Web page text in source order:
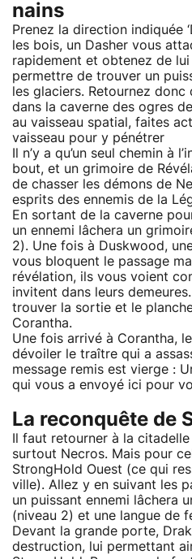
nains
Prenez la direction indiquée
les bois, un Dasher vous
rapidement et obtenez de
permettre de trouver un
les glaciers. Retournez donc
dans la caverne des ogres
au vaisseau spatial, faites
vaisseau pour y pénétrer
Il n’y a qu’un seul chemin à
bout, et un grimoire de
de chasser les démons de
esprits des ennemis de la
En sortant de la caverne
un ennemi lâchera un
2). Une fois à Duskwood,
vous bloquent le passage
révélation, ils vous voient
invitent dans leurs
trouver la sortie et le
Corantha.
Une fois arrivé à Corantha,
dévoiler le traître qui a
message remis est vierge :
qui vous a envoyé ici pour
La reconquête de
Il faut retourner à la
surtout Necros. Mais pour
StrongHold Ouest (ce qui
ville). Allez y en suivant les
un puissant ennemi lâchera
(niveau 2) et une langue de
Devant la grande porte,
destruction, lui permettant